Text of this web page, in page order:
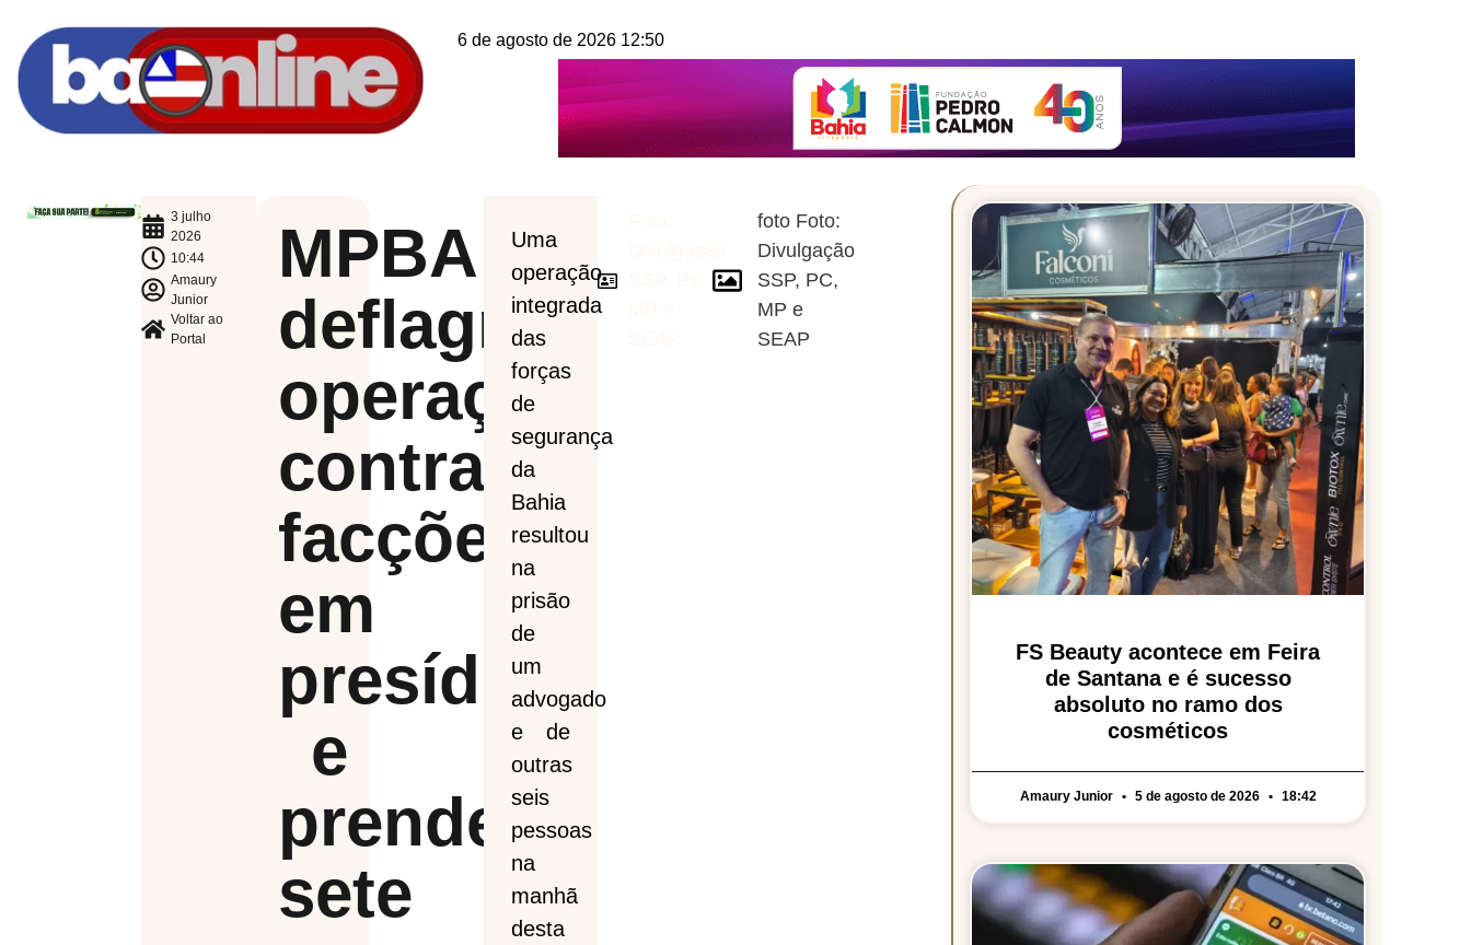
6 de agosto de 2026 12:50
3 julho
2026
10:44
Amaury
Junior
Voltar ao
Portal
MPBA
deflagra
operação
contra
facções
em
presídios
e
prende
sete
Uma
operação
integrada
das
forças
de
segurança
da
Bahia
resultou
na
prisão
de
um
advogado
e de
outras
seis
pessoas
na
manhã
desta
foto Foto:
Divulgação
SSP, PC,
MP e
SEAP
FS Beauty acontece em Feira
de Santana e é sucesso
absoluto no ramo dos
cosméticos
Amaury Junior 5 de agosto de 2026 18:42